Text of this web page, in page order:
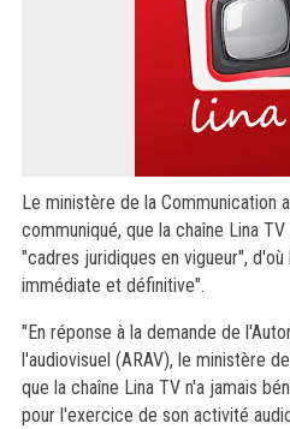
Le ministère de la Communication
communiqué, que la chaîne Lina
"cadres juridiques en vigueur",
immédiate et définitive".
"En réponse à la demande de
l'audiovisuel (ARAV), le ministère
que la chaîne Lina TV n'a jamais
pour l'exercice de son activité